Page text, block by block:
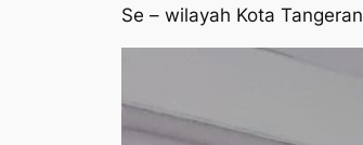
Se – wilayah Kota